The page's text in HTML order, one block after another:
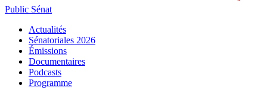
Public Sénat
Actualités
Sénatoriales 2026
Émissions
Documentaires
Podcasts
Programme